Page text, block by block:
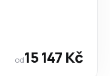
od15 147 Kč